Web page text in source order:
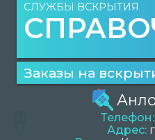
СЛУЖБЫ ВСКРЫТИЯ
Заказы на
Телефон:
Адрес: